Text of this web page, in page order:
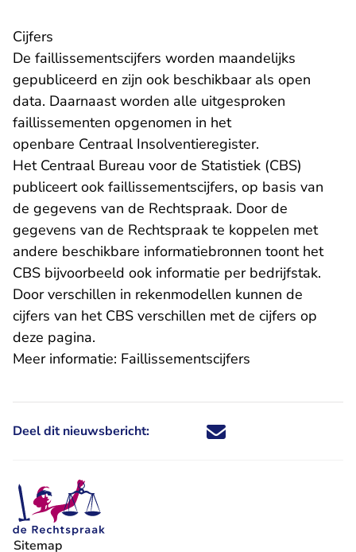
Cijfers
De faillissementscijfers worden maandelijks
gepubliceerd en zijn ook beschikbaar als open
data. Daarnaast worden alle uitgesproken
faillissementen opgenomen in het
openbare Centraal Insolventieregister- U verlaat
.
Het Centraal Bureau voor de Statistiek (CBS)
publiceert ook faillissementscijfers, op basis van
de gegevens van de Rechtspraak. Door de
gegevens van de Rechtspraak te koppelen met
andere beschikbare informatiebronnen toont het
CBS bijvoorbeeld ook informatie per bedrijfstak.
Door verschillen in rekenmodellen kunnen de
cijfers van het CBS verschillen met de cijfers op
deze pagina.
Meer informatie: Faillissementscijfers
Deel dit nieuwsbericht: Deel dit nieuwsbericht via X -
Deel dit nieuwsbericht via
Deel dit nieuwsbericht
Deel dit
Sitemap